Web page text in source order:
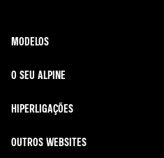
MODELOS
O SEU ALPINE
HIPERLIGAÇÕES
OUTROS WEBSITES